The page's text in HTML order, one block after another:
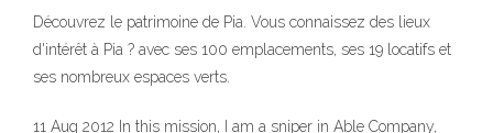
Découvrez le patrimoine de Pia. Vous connaissez des lieux
d'intérêt à Pia ? avec ses 100 emplacements, ses 19 locatifs et
ses nombreux espaces verts.
11 Aug 2012 In this mission, I am a sniper in Able Company,